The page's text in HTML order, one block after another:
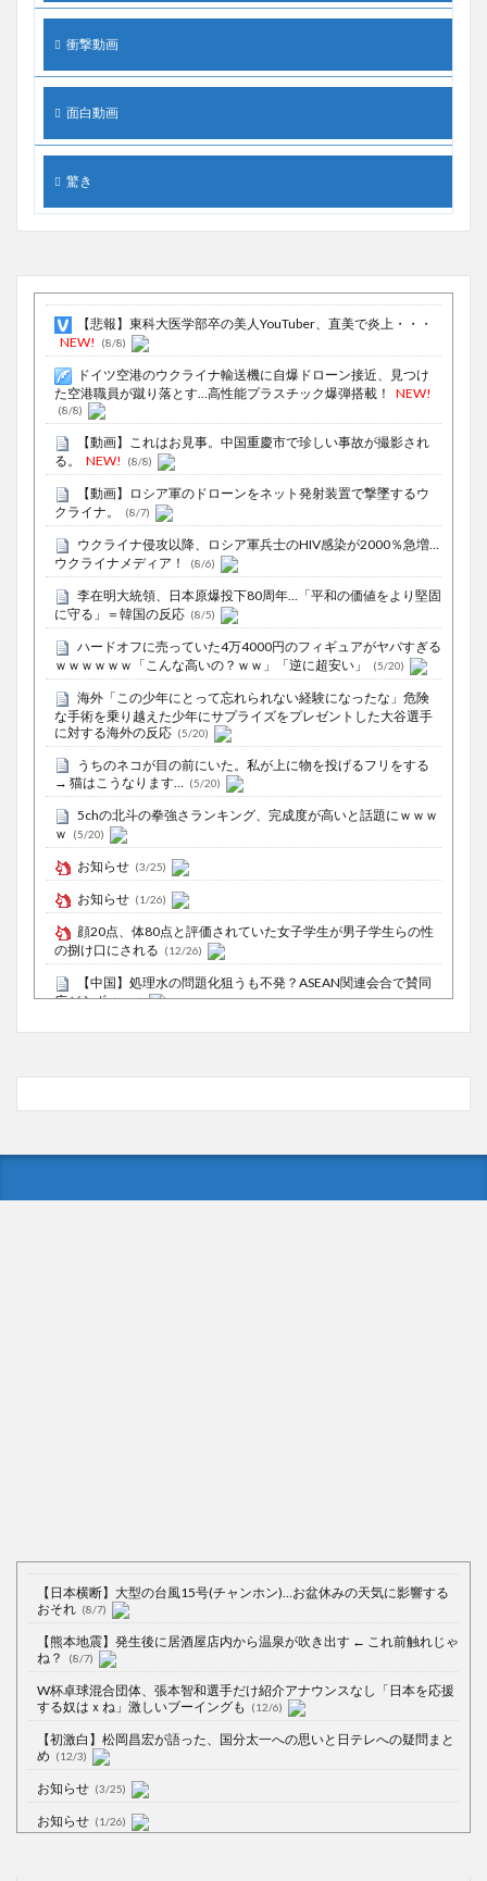
衝撃動画
面白動画
驚き
【悲報】東科大医学部卒の美人YouTuber、直美で炎上・・・
NEW!
(8/8)
ドイツ空港のウクライナ輸送機に自爆ドローン接近、見つけ
た空港職員が蹴り落とす…高性能プラスチック爆弾搭載！
NEW!
(8/8)
【動画】これはお見事。中国重慶市で珍しい事故が撮影され
る。
NEW! (8/8)
【動画】ロシア軍のドローンをネット発射装置で撃墜するウ
クライナ。
(8/7)
ウクライナ侵攻以降、ロシア軍兵士のHIV感染が2000％急増…
ウクライナメディア！
(8/6)
李在明大統領、日本原爆投下80周年…「平和の価値をより堅固
に守る」＝韓国の反応 (8/5)
ハードオフに売っていた4万4000円のフィギュアがヤバすぎる
ｗｗｗｗｗｗ「こんな高いの？ｗｗ」「逆に超安い」
(5/20)
海外「この少年にとって忘れられない経験になったな」危険
な手術を乗り越えた少年にサプライズをプレゼントした大谷選手
に対する海外の反応 (5/20)
うちのネコが目の前にいた。私が上に物を投げるフリをする
→ 猫はこうなります… (5/20)
5chの北斗の拳強さランキング、完成度が高いと話題にｗｗｗ
ｗ
(5/20)
お知らせ (3/25)
お知らせ (1/26)
顔20点、体80点と評価されていた女子学生が男子学生らの性
の捌け口にされる (12/26)
【中国】処理水の問題化狙うも不発？ASEAN関連会合で賛同
広がらず (7/13)
Powered by livedoor 相互RSS
【日本横断】大型の台風15号(チャンホン)…お盆休みの天気に影響する
おそれ (8/7)
【熊本地震】発生後に居酒屋店内から温泉が吹き出す ← これ前触れじゃ
ね？
(8/7)
W杯卓球混合団体、張本智和選手だけ紹介アナウンスなし「日本を応援
する奴はｘね」激しいブーイングも
(12/6)
【初激白】松岡昌宏が語った、国分太一への思いと日テレへの疑問まと
め (12/3)
お知らせ (3/25)
お知らせ (1/26)